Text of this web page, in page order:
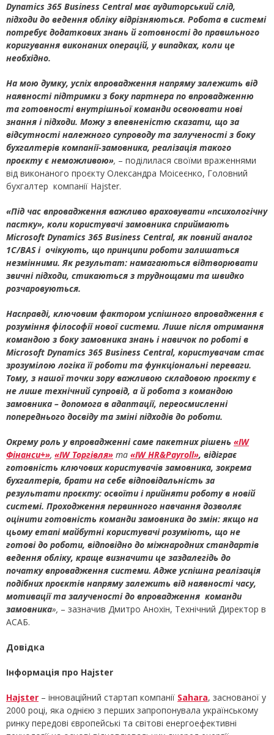
Dynamics 365 Business Central має аудиторський слід,
підходи до ведення обліку відрізняються. Робота в системі
потребує додаткових знань й готовності до правильного
коригування виконаних операцій, у випадках, коли це
необхідно.
На мою думку, успіх впровадження напряму залежить від
наявності підтримки з боку партнера по впровадженню
та готовності внутрішньої команди освоювати нові
знання і підходи. Можу з впевненістю сказати, що за
відсутності належного супроводу та залученості з боку
бухгалтерів компанії-замовника, реалізація такого
проєкту є неможливою», – поділилася своїми враженнями
від виконаного проєкту Олександра Moiceєнко, Головний
бухгалтер компанії Hajster.
«Під час впровадження важливо враховувати «психологічну
пастку», коли користувачі замовника сприймають
Microsoft Dynamics 365 Business Central, як повний аналог
1С/BAS і очікують, що принципи роботи залишаться
незмінними. Як результат: намагаються відтворювати
звичні підходи, стикаються з труднощами та швидко
розчаровуються.
Насправді, ключовим фактором успішного впровадження є
розуміння філософії нової системи. Лише після отримання
командою з боку замовника знань і навичок по роботі в
Microsoft Dynamics 365 Business Central, користувачам стає
зрозумілою логіка її роботи та функціональні переваги.
Тому, з нашої точки зору важливою складовою проєкту є
не лише технічний супровід, а й робота з командою
замовника – допомога в адаптації, переосмисленні
попереднього досвіду та зміні підходів до роботи.
Окрему роль у впровадженні саме пакетних рішень «IW
Фінанси+», «IW Торгівля» та «IW HR&Payroll», відіграє
готовність ключових користувачів замовника, зокрема
бухгалтерів, брати на себе відповідальність за
результати проєкту: освоїти і прийняти роботу в новій
системі. Проходження первинного навчання дозволяє
оцінити готовність команди замовника до змін: якщо на
цьому етапі майбутні користувачі розуміють, що не
готові до роботи, відповідно до міжнародних стандартів
ведення обліку, краще визначити це заздалегідь до
початку впровадження системи. Адже успішна реалізація
подібних проєктів напряму залежить від наявності часу,
мотивації та залученості до впровадження команди
замовника», – зазначив Дмитро Анохін, Технічний Директор в
АСАБ.
Довідка
Інформація про Hajster
Hajster – інноваційний стартап компанії Sahara, заснованої у
2000 році, яка однією з перших запропонувала українському
ринку передові європейські та світові енергоефективні